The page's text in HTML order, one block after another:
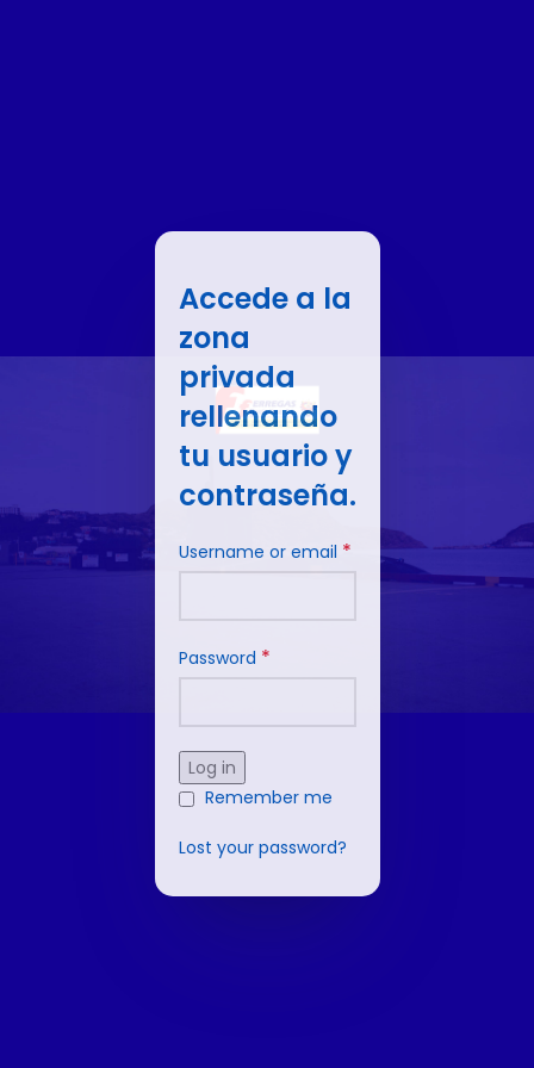
Accede a la
zona
privada
rellenando
tu usuario y
contraseña.
Username or email *
Password *
Log in
Remember me
Lost your password?